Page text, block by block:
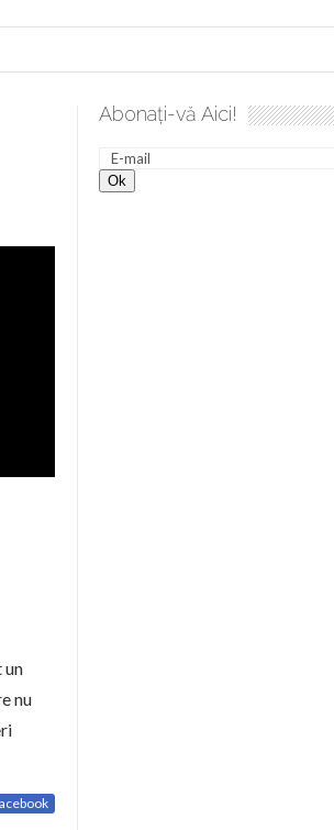
de duminică de Elena Solunca Moise
un
nu
Abonați-vă Aici!